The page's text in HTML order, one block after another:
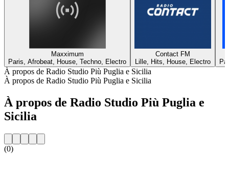
Maxximum
Paris, Afrobeat, House, Techno, Electro
Contact FM
Lille, Hits, House, Electro
À propos de Radio Studio Più Puglia e Sicilia
À propos de Radio Studio Più Puglia e Sicilia
À propos de Radio Studio Più Puglia e
Sicilia
(0)